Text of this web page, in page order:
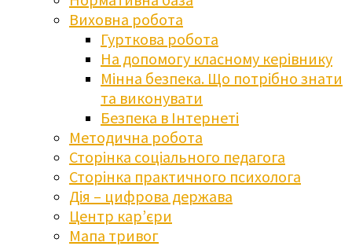
Виховна робота
Гурткова робота
На допомогу класному керівнику
Мінна безпека. Що потрібно знати
та виконувати
Безпека в Інтернеті
Методична робота
Сторінка соціального педагога
Сторінка практичного психолога
Дія – цифрова держава
Центр кар’єри
Мапа тривог